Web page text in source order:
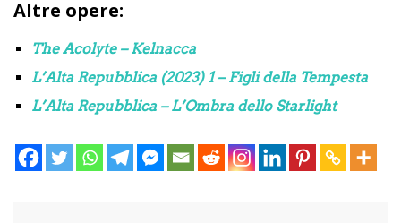
Altre opere:
The Acolyte – Kelnacca
L’Alta Repubblica (2023) 1 – Figli della Tempesta
L’Alta Repubblica – L’Ombra dello Starlight